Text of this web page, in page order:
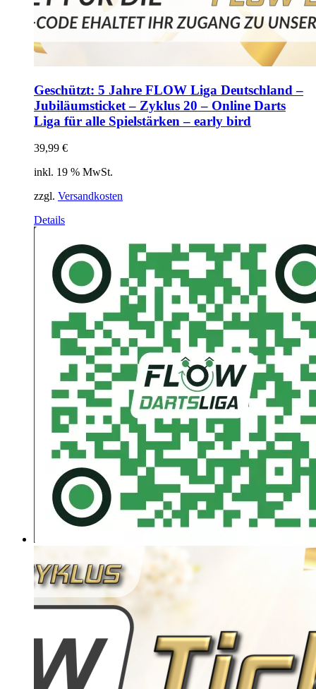
Geschützt: 5 Jahre FLOW Liga Deutschland –
Jubiläumsticket – Zyklus 20 – Online Darts
Liga für alle Spielstärken – early bird
39,99 €
inkl. 19 % MwSt.
zzgl. Versandkosten
Details